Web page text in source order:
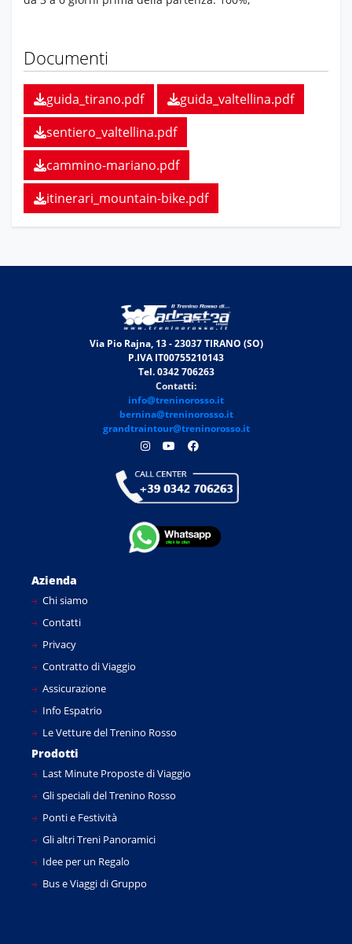
Documenti
guida_tirano.pdf
guida_valtellina.pdf
sentiero_valtellina.pdf
cammino-mariano.pdf
itinerari_mountain-bike.pdf
Via Pio Rajna, 13 - 23037 TIRANO (SO)
P.IVA IT00755210143
Tel. 0342 706263
Contatti:
info@treninorosso.it
bernina@treninorosso.it
grandtraintour@treninorosso.it
Azienda
Chi siamo
Contatti
Privacy
Contratto di Viaggio
Assicurazione
Info Espatrio
Le Vetture del Trenino Rosso
Prodotti
Last Minute Proposte di Viaggio
Gli speciali del Trenino Rosso
Ponti e Festività
Gli altri Treni Panoramici
Idee per un Regalo
Bus e Viaggi di Gruppo